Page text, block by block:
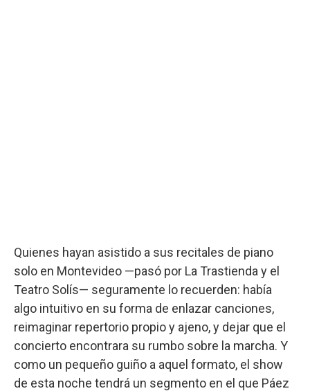
Quienes hayan asistido a sus recitales de piano
solo en Montevideo —pasó por La Trastienda y el
Teatro Solís— seguramente lo recuerden: había
algo intuitivo en su forma de enlazar canciones,
reimaginar repertorio propio y ajeno, y dejar que el
concierto encontrara su rumbo sobre la marcha. Y
como un pequeño guiño a aquel formato, el show
de esta noche tendrá un segmento en el que Páez